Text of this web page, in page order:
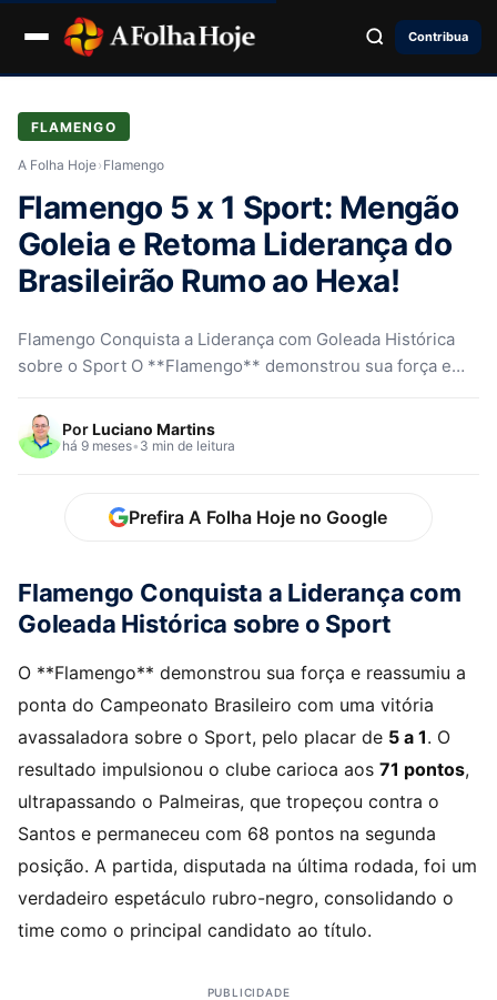
Contribua
FLAMENGO
A Folha Hoje› Flamengo
Flamengo 5 x 1 Sport: Mengão
Goleia e Retoma Liderança do
Brasileirão Rumo ao Hexa!
Flamengo Conquista a Liderança com Goleada Histórica
sobre o Sport O **Flamengo** demonstrou sua força e
PorLuciano Martins
há 9 meses• 3 min de leitura
Prefira A Folha Hoje no Google
Flamengo Conquista a Liderança com
Goleada Histórica sobre o Sport
O **Flamengo** demonstrou sua força e reassumiu a
ponta do Campeonato Brasileiro com uma vitória
avassaladora sobre o Sport, pelo placar de 5 a 1. O
resultado impulsionou o clube carioca aos 71 pontos,
ultrapassando o Palmeiras, que tropeçou contra o
Santos e permaneceu com 68 pontos na segunda
posição. A partida, disputada na última rodada, foi um
verdadeiro espetáculo rubro-negro, consolidando o
time como o principal candidato ao título.
PUBLICIDADE